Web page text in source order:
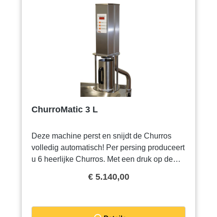
ChurroMatic 3 L
Deze machine perst en snijdt de Churros
volledig automatisch! Per persing produceert
u 6 heerlijke Churros. Met een druk op de
aantal porties Churros. Ook de lengte van de
aanpassen. U varieert eenvoudig tussen
€ 5.140,00